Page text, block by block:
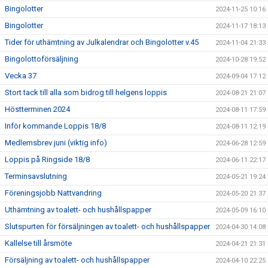
Bingolotter 2024-11-25 10:16
Bingolotter 2024-11-17 18:13
Tider för uthämtning av Julkalendrar och Bingolotter v.45 2024-11-04 21:33
Bingolottoförsäljning 2024-10-28 19:52
Vecka 37 2024-09-04 17:12
Stort tack till alla som bidrog till helgens loppis 2024-08-21 21:07
Höstterminen 2024 2024-08-11 17:59
Inför kommande Loppis 18/8 2024-08-11 12:19
Medlemsbrev juni (viktig info) 2024-06-28 12:59
Loppis på Ringside 18/8 2024-06-11 22:17
Terminsavslutning 2024-05-21 19:24
Föreningsjobb Nattvandring 2024-05-20 21:37
Uthämtning av toalett- och hushållspapper 2024-05-09 16:10
Slutspurten för försäljningen av toalett- och hushållspapper 2024-04-30 14:08
Kallelse till årsmöte 2024-04-21 21:31
Försäljning av toalett- och hushållspapper 2024-04-10 22:25